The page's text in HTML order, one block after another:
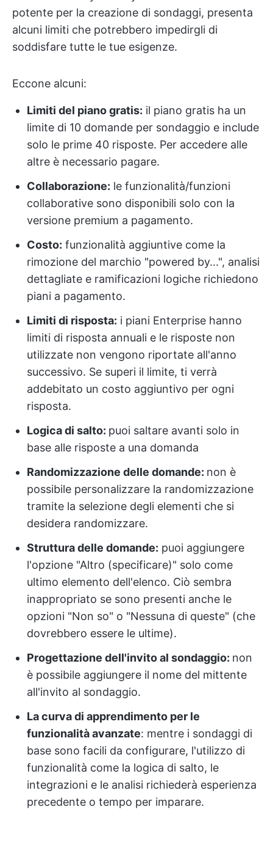
potente per la creazione di sondaggi, presenta
alcuni limiti che potrebbero impedirgli di
soddisfare tutte le tue esigenze.
Eccone alcuni:
Limiti del piano gratis: il piano gratis ha un
limite di 10 domande per sondaggio e include
solo le prime 40 risposte. Per accedere alle
altre è necessario pagare.
Collaborazione: le funzionalità/funzioni
collaborative sono disponibili solo con la
versione premium a pagamento.
Costo: funzionalità aggiuntive come la
rimozione del marchio "powered by...", analisi
dettagliate e ramificazioni logiche richiedono
piani a pagamento.
Limiti di risposta: i piani Enterprise hanno
limiti di risposta annuali e le risposte non
utilizzate non vengono riportate all'anno
successivo. Se superi il limite, ti verrà
addebitato un costo aggiuntivo per ogni
risposta.
Logica di salto: puoi saltare avanti solo in
base alle risposte a una domanda
Randomizzazione delle domande: non è
possibile personalizzare la randomizzazione
tramite la selezione degli elementi che si
desidera randomizzare.
Struttura delle domande: puoi aggiungere
l'opzione "Altro (specificare)" solo come
ultimo elemento dell'elenco. Ciò sembra
inappropriato se sono presenti anche le
opzioni "Non so" o "Nessuna di queste" (che
dovrebbero essere le ultime).
Progettazione dell'invito al sondaggio: non
è possibile aggiungere il nome del mittente
all'invito al sondaggio.
La curva di apprendimento per le
funzionalità avanzate: mentre i sondaggi di
base sono facili da configurare, l'utilizzo di
funzionalità come la logica di salto, le
integrazioni e le analisi richiederà esperienza
precedente o tempo per imparare.